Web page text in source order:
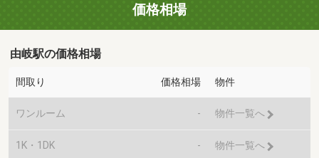
価格相場
由岐駅の価格相場
間取り 価格相場 物件
ワンルーム - 物件一覧へ
1K・1DK - 物件一覧へ